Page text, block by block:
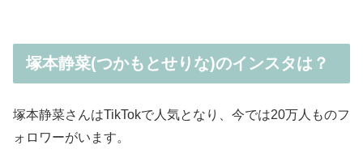
塚本静菜(つかもとせりな)のインスタは？
塚本静菜さんはTikTokで人気となり、今では20万人ものフ
ォロワーがいます。